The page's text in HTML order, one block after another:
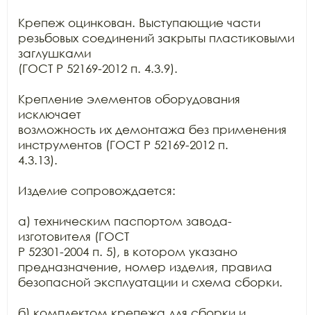
Крепеж оцинкован. Выступающие части
резьбовых соединений закрыты пластиковыми
заглушками
(ГОСТ Р 52169-2012 п. 4.3.9).
Крепление элементов оборудования
исключает
возможность их демонтажа без применения
инструментов (ГОСТ Р 52169-2012 п.
4.3.13).
Изделие сопровождается:
а) техническим паспортом завода-
изготовителя (ГОСТ
Р 52301-2004 п. 5), в котором указано
предназначение, номер изделия, правила
безопасной эксплуатации и схема сборки.